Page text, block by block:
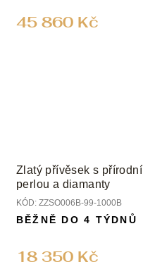
45 860 Kč
Zlatý přívěsek s přírodní
perlou a diamanty
KÓD: ZZSO006B-99-1000B
18 350 Kč
BĚŽNĚ DO 4 TÝDNŮ